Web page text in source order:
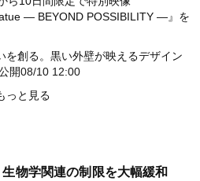
― BEYOND POSSIBILITY ―』を
を創る。黒い外壁が映えるデザイン
開08/10 12:00
っと見る
物学関連の制限を大幅緩和